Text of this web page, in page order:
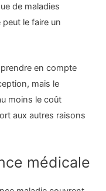
de maladies
le faire un
en compte
mais le
moins le coût
aux autres raisons
médicale